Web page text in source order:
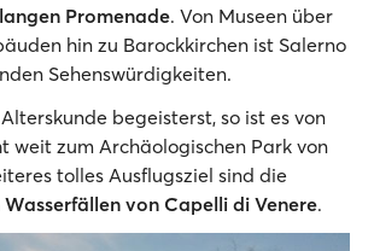
Promenade. Von Museen über
hin zu Barockkirchen ist Salerno
Sehenswürdigkeiten.
begeisterst, so ist es von
weit zum Archäologischen Park von
tolles Ausflugsziel sind die
von Capelli di Venere.